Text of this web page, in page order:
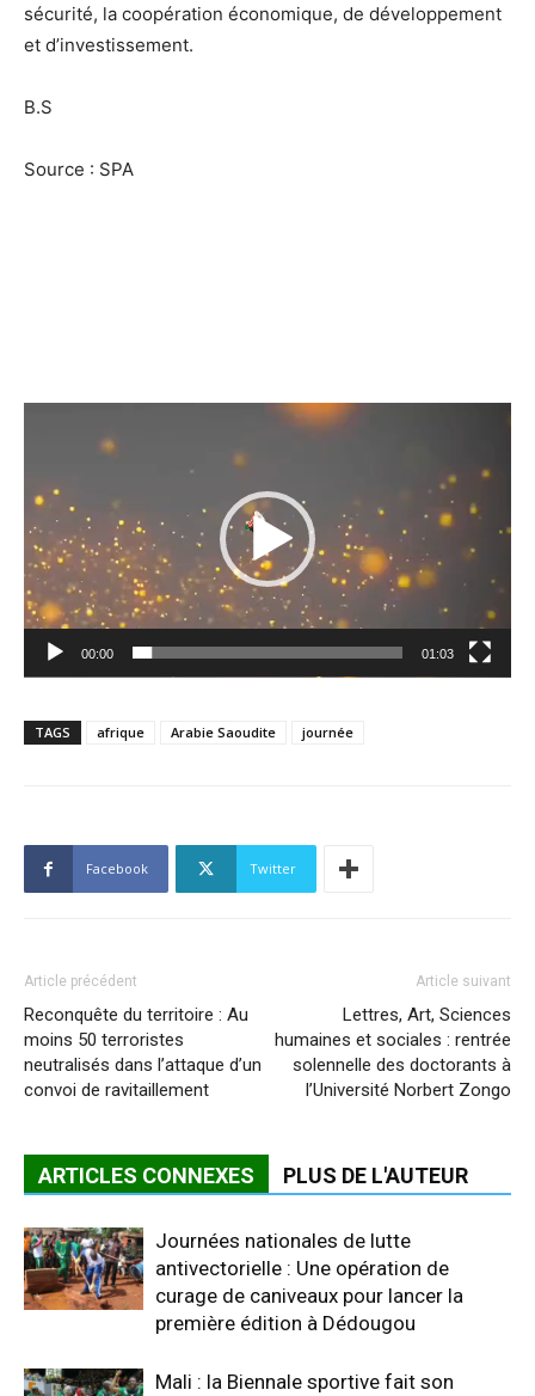
sécurité, la coopération économique, de développement
et d’investissement.
B.S
Source : SPA
Lecteur
00:00 01:03
TAGS afrique Arabie Saoudite journée
Facebook Twitter
Article précédent
Reconquête du territoire : Au
moins 50 terroristes
neutralisés dans l’attaque d’un
convoi de ravitaillement
Article suivant
Lettres, Art, Sciences
humaines et sociales : rentrée
solennelle des doctorants à
l’Université Norbert Zongo
ARTICLES CONNEXES PLUS DE L'AUTEUR
Journées nationales de lutte
antivectorielle : Une opération de
curage de caniveaux pour lancer la
première édition à Dédougou
Mali : la Biennale sportive fait son